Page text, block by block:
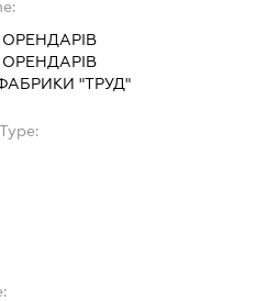
ОРЕНДАРІВ
ОРЕНДАРІВ
"ТРУД"